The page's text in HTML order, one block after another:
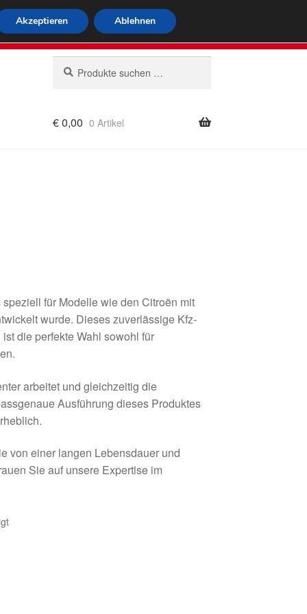
Versand
Mo-Fr 9-16 Uhr
nach:
€0,00 0 Artikel
für Modelle wie den Citroën mit
wurde. Dieses zuverlässige Kfz-
die perfekte Wahl sowohl für
arbeitet und gleichzeitig die
Ausführung dieses Produktes
von einer langen Lebensdauer und
Sie auf unsere Expertise im
Akzeptieren Ablehnen